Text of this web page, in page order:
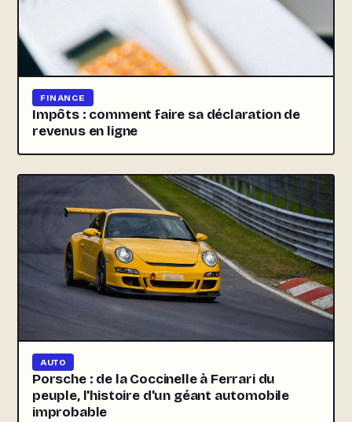
FINANCE
Impôts : comment faire sa déclaration de
revenus en ligne
AUTO
Porsche : de la Coccinelle à Ferrari du
peuple, l'histoire d'un géant automobile
improbable